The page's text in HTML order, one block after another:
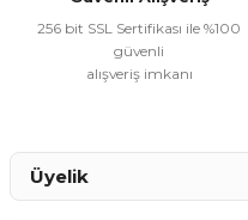
256 bit SSL Sertifikası ile %100
güvenli
alışveriş imkanı
Üyelik